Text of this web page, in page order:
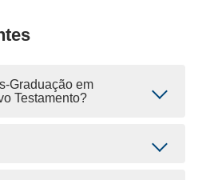
Graduação em
Testamento?